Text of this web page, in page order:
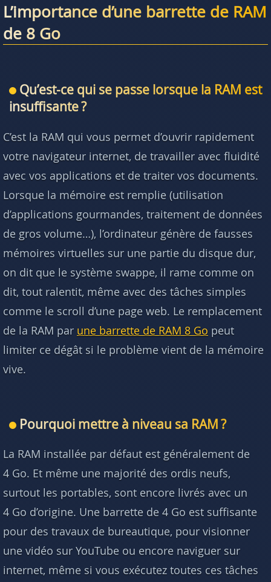
L’importance d’une barrette de RAM
de 8 Go
Qu’est-ce qui se passe lorsque la RAM est
insuffisante ?
C’est la RAM qui vous permet d’ouvrir rapidement
votre navigateur internet, de travailler avec fluidité
avec vos applications et de traiter vos documents.
Lorsque la mémoire est remplie (utilisation
d’applications gourmandes, traitement de données
de gros volume…), l’ordinateur génère de fausses
mémoires virtuelles sur une partie du disque dur,
on dit que le système swappe, il rame comme on
dit, tout ralentit, même avec des tâches simples
comme le scroll d’une page web. Le remplacement
de la RAM par une barrette de RAM 8 Go peut
limiter ce dégât si le problème vient de la mémoire
vive.
Pourquoi mettre à niveau sa RAM ?
La RAM installée par défaut est généralement de
4 Go. Et même une majorité des ordis neufs,
surtout les portables, sont encore livrés avec un
4 Go d’origine. Une barrette de 4 Go est suffisante
pour des travaux de bureautique, pour visionner
une vidéo sur YouTube ou encore naviguer sur
internet, même si vous exécutez toutes ces tâches